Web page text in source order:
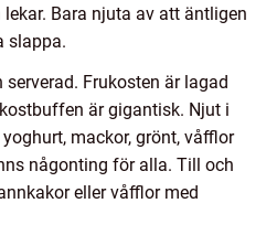
Bara njuta av att äntligen
slappa.
Frukosten är lagad
är gigantisk. Njut i
mackor, grönt, våfflor
någonting för alla. Till och
eller våfflor med